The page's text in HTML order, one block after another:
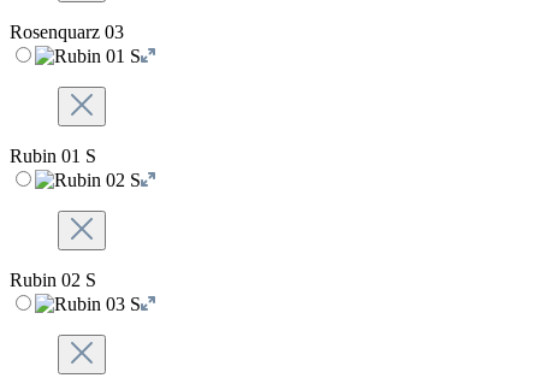
Rosenquarz 03
Rubin 01 S
Rubin 02 S